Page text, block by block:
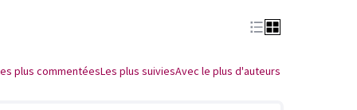
plus commentéesLes plus suiviesAvec le plus d'auteurs